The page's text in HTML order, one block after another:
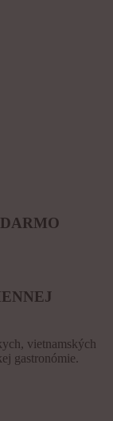
vietnamských
gastronómie.